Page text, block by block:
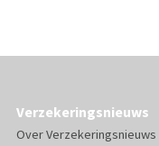
Verzekeringsnieuws
Over Verzekeringsnieuws